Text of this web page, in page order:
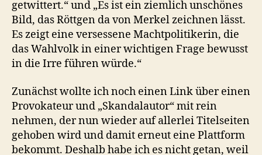
getwittert.“ und „Es ist ein ziemlich unschönes
Bild, das Röttgen da von Merkel zeichnen lässt.
Es zeigt eine versessene Machtpolitikerin, die
das Wahlvolk in einer wichtigen Frage bewusst
in die Irre führen würde.“
Zunächst wollte ich noch einen Link über einen
Provokateur und „Skandalautor“ mit rein
nehmen, der nun wieder auf allerlei Titelseiten
gehoben wird und damit erneut eine Plattform
bekommt. Deshalb habe ich es nicht getan, weil